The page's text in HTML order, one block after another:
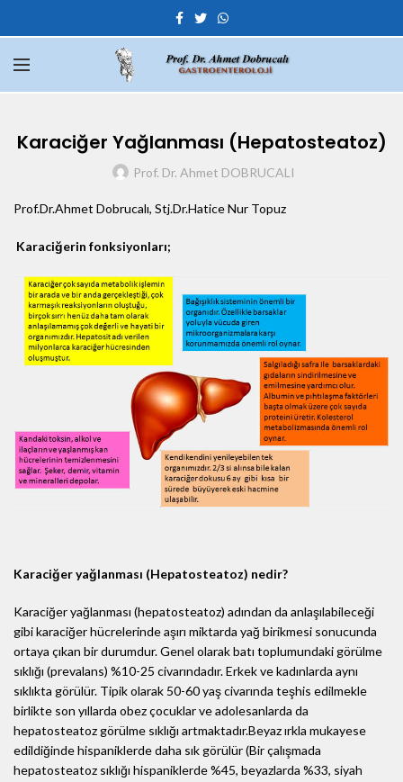
Karaciğer Yağlanması (Hepatosteatoz)
Prof. Dr. Ahmet DOBRUCALI
Prof.Dr.Ahmet Dobrucalı, Stj.Dr.Hatice Nur Topuz
Karaciğerin fonksiyonları;
Karaciğer yağlanması (Hepatosteatoz) nedir?
Karaciğer yağlanması (hepatosteatoz) adından da anlaşılabileceği
gibi karaciğer hücrelerinde aşırı miktarda yağ birikmesi sonucunda
ortaya çıkan bir durumdur. Genel olarak batı toplumundaki görülme
sıklığı (prevalans) %10-25 civarındadır. Erkek ve kadınlarda aynı
sıklıkta görülür. Tipik olarak 50-60 yaş civarında teşhis edilmekle
birlikte son yıllarda obez çocuklar ve adolesanlarda da
hepatosteatoz görülme sıklığı artmaktadır.Beyaz ırkla mukayese
edildiğinde hispaniklerde daha sık görülür (Bir çalışmada
hepatosteatoz sıklığı hispaniklerde %45, beyazlarda %33, siyah